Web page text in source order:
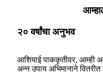
२० वर्षांचा अनुभव
आशियाई पाककृतीवर, आम्ही
अन्न उपाय अभिमानाने